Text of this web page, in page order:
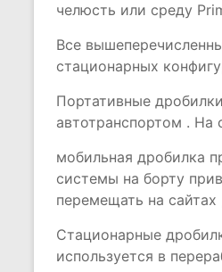
челюсть или среду
Все
стационарных
Портативные
автотранспортом . На
мобильная дробилка
системы на борту
перемещать на сайтах
Стационарные
используется в